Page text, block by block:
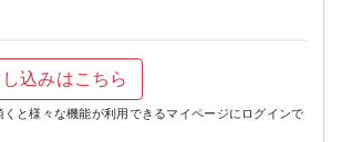
込みはこちら
くと様々な機能が利用できるマイページにログインで